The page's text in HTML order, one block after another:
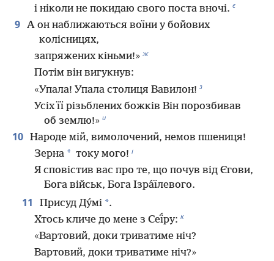
і ніколи не покидаю свого поста вночі. є
9 А он наближаються воїни у бойових
колісницях,
запряжених кіньми!» ж
Потім він вигукнув:
«Упала! Упала столиця Вавилон! з
Усіх її різьблених божків Він порозбивав
об землю!» и
10 Народе мій, вимолочений, немов пшениця!
Зерна * току мого! і
Я сповістив вас про те, що почув від Єгови,
Бога військ, Бога Ізра́їлевого.
11 Присуд Ду́мі *.
Хтось кличе до мене з Сеї́ру: к
«Вартовий, доки триватиме ніч?
Вартовий, доки триватиме ніч?»